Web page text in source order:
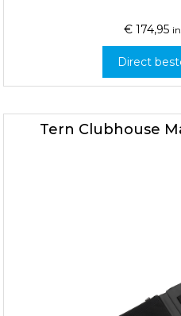
€ 174,95
Direct
Tern Clubhouse